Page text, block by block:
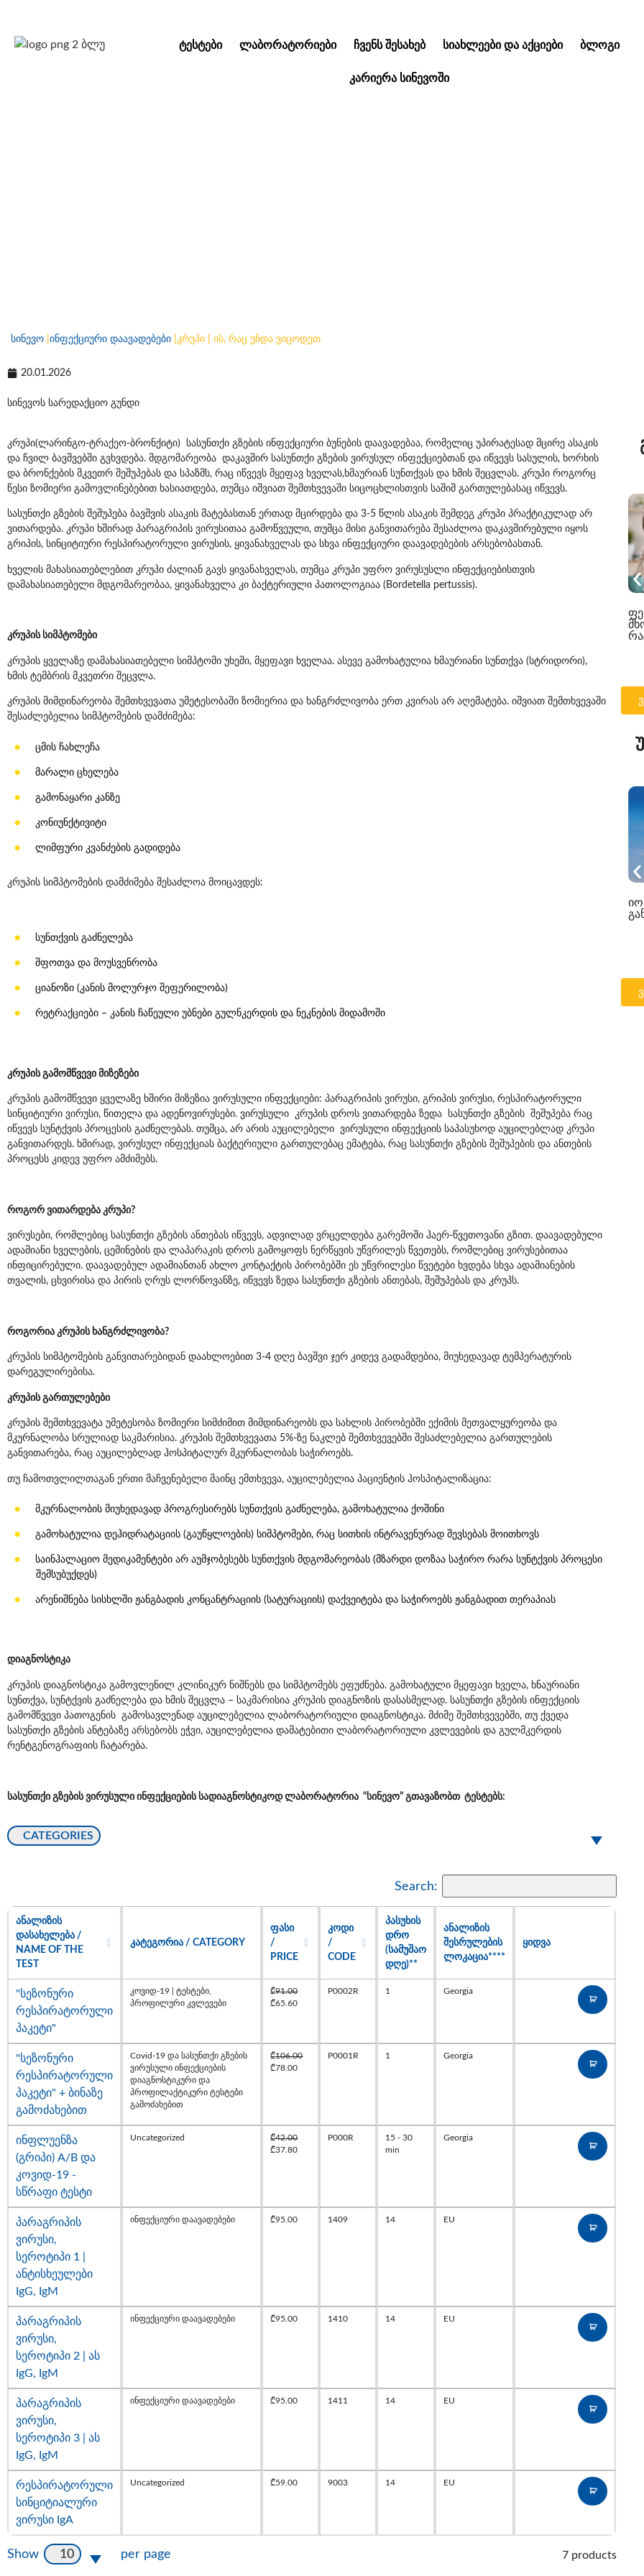
ᲢᲔᲡᲢᲔᲑᲘ ᲚᲐᲑᲝᲠᲐᲢᲝᲠᲘᲔᲑᲘ ᲩᲕᲔᲜᲡ ᲨᲔᲡᲐᲮᲔᲑ ᲡᲘᲐᲮᲚᲔᲔᲑᲘ ᲓᲐ ᲐᲥᲪᲘᲔᲑᲘ ᲑᲚᲝᲒᲘ
ᲙᲐᲠᲘᲔᲠᲐ ᲡᲘᲜᲔᲕᲝᲨᲘ
სინევო ინფექციური დაავადებები კრუპი | ის, რაც უნდა ვიცოდეთ
20.01.2026
სინევოს სარედაქციო გუნდი
კრუპი(ლარინგო-ტრაქეო-ბრონქიტი) სასუნთქი გზების ინფექციური ბუნების დაავადებაა, რომელიც უპირატესად მცირე ასაკის
და ჩვილ ბავშვებში გვხვდება. მდგომარეობა დაკავშირ სასუნთქი გზების ვირუსულ ინფექციებთან და იწვევს სასულის, ხორხის
და ბრონქების მკვეთრ შეშუპებას და სპაზმს, რაც იწვევს მყეფავ ხველას,ხმაურიან სუნთქვას და ხმის შეცვლას. კრუპი როგორც
წესი ზომიერი გამოვლინებებით ხასიათდება, თუმცა იშვიათ შემთხვევაში სიცოცხლისთვის საშიშ გართულებასაც იწვევს.
სასუნთქი გზების შეშუპება ბავშვის ასაკის მატებასთან ერთად მცირდება და 3-5 წლის ასაკის შემდეგ კრუპი პრაქტიკულად არ
ვითარდება. კრუპი ხშირად პარაგრიპის ვირუსითაა გამოწვეული, თუმცა მისი განვითარება შესაძლოა დაკავშირებული იყოს
გრიპის, სინციტიური რესპირატორული ვირუსის, ყივანახველას და სხვა ინფექციური დაავადებების არსებობასთან.
ხველის მახასიათებლებით კრუპი ძალიან გავს ყივანახველას, თუმცა კრუპი უფრო ვირუსუსლი ინფექციებისთვის
დამახასიათებელი მდგომარეობაა, ყივანახველა კი ბაქტერიული პათოლოგიაა (Bordetella pertussis).
კრუპის სიმპტომები
კრუპის ყველაზე დამახასიათებელი სიმპტომი უხეში, მყეფავი ხველაა. ასევე გამოხატულია ხმაურიანი სუნთქვა (სტრიდორი),
ხმის ტემბრის მკვეთრი შეცვლა.
კრუპის მიმდინარეობა შემთხვევათა უმეტესობაში ზომიერია და ხანგრძლივობა ერთ კვირას არ აღემატება. იშვიათ შემთხვევაში
შესაძლებელია სიმპტომების დამძიმება:
ცმის ჩახლეჩა
მარალი ცხელება
გამონაყარი კანზე
კონიუნქტივიტი
ლიმფური კვანძების გადიდება
კრუპის სიმპტომების დამძიმება შესაძლოა მოიცავდეს:
სუნთქვის გაძნელება
შფოთვა და მოუსვენრობა
ციანოზი (კანის მოლურჯო შეფერილობა)
რეტრაქციები – კანის ჩაწეული უბნები გულნკერდის და ნეკნების მიდამოში
კრუპის გამომწვევი მიზეზები
კრუპის გამომწვევი ყველაზე ხშირი მიზეზია ვირუსული ინფექციები: პარაგრიპის ვირუსი, გრიპის ვირუსი, რესპირატორული
სინციტიური ვირუსი, წითელა და ადენოვირუსები. ვირუსული კრუპის დროს ვითარდება ზედა სასუნთქი გზების შეშუპება რაც
იწვევს სუნტქვის პროცესის გაძნელებას. თუმცა, არ არის აუცილებელი ვირუსული ინფექციის საპასუხოდ აუცილებლად კრუპი
განვითარდეს. ხშირად, ვირუსულ ინფექციას ბაქტერიული გართულებაც ემატება, რაც სასუნთქი გზების შეშუპების და ანთების
პროცესს კიდევ უფრო ამძიმებს.
როგორ ვითარდება კრუპი?
ვირუსები, რომლებიც სასუნთქი გზების ანთებას იწვევს, ადვილად ვრცელდება გარემოში ჰაერ-წვეთოვანი გზით. დაავადებული
ადამიანი ხველების, ცემინების და ლაპარაკის დროს გამოყოფს ნერწყვის უწვრილეს წვეთებს, რომლებიც ვირუსებითაა
ინფიცირებული. დაავადებულ ადამიანთან ახლო კონტაქტის პირობებში ეს უწვრილესი წვეტები ხვდება სხვა ადამიანების
თვალის, ცხვირისა და პირის ღრუს ლორწოვანზე, იწვევს ზედა სასუნთქი გზების ანთებას, შეშუპებას და კრუპს.
როგორია კრუპის ხანგრძლივობა?
კრუპის სიმპტომების განვითარებიდან დაახლოებით 3-4 დღე ბავშვი ჯერ კიდევ გადამდებია, მიუხედავად ტემპერატურის
დარეგულირებისა.
კრუპის გართულებები
კრუპის შემთხვევატა უმეტესობა ზომიერი სიმძიმით მიმდინარეობს და სახლის პირობებში ექიმის მეთვალყურეობა და
მკურნალობა სრულიად საკმარისია. კრუპის შემთხვევათა 5%-ზე ნაკლებ შემთხვევებში შესაძლებელია გართულების
განვითარება, რაც აუცილებლად ჰოსპიტალურ მკურნალობას საჭიროებს.
თუ ჩამოთვლილთაგან ერთი მაჩვენებელი მაინც ემთხვევა, აუცილებელია პაციენტის ჰოსპიტალიზაცია:
მკურნალობის მიუხედავად პროგრესირებს სუნთქვის გაძნელება, გამოხატულია ქოშინი
გამოხატულია დეჰიდრატაციის (გაუწყლოების) სიმპტომები, რაც სითხის ინტრავენურად შევსებას მოითხოვს
საინჰალაციო მედიკამენტები არ აუმჯობესებს სუნთქვის მდგომარეობას (მზარდი დოზაა საჭირო რარა სუნტქვის პროცესი
შემსუბუქდეს)
არენიშნება სისხლში ჟანგბადის კონცანტრაციის (სატურაციის) დაქვეიტება და საჭიროებს ჟანგბადით თერაპიას
დიაგნოსტიკა
კრუპის დიაგნოსტიკა გამოვლენილ კლინიკურ ნიშნებს და სიმპტომებს ეფუძნება. გამოხატული მყეფავი ხველა, ხნაურიანი
სუნთქვა, სუნტქვის გაძნელება და ხმის შეცვლა – საკმარისია კრუპის დიაგნოზის დასასმელად. სასუნთქი გზების ინფექციის
გამომწვევი პათოგენის გამოსავლენად აუცილებელია ლაბორატორიული დიაგნოსტიკა. მძიმე შემთხვევებში, თუ ქვედა
სასუნთქი გზების ანტებაზე არსებობს ეჭვი, აუცილებელია დამატებითი ლაბორატორიული კვლევების და გულმკერდის
რენტგენოგრაფიის ჩატარება.
სასუნთქი გზების ვირუსული ინფექციების სადიაგნოსტიკოდ ლაბორატორია “სინევო” გთავაზობთ ტესტებს:
CATEGORIES
Search:
ᲐᲜᲐᲚᲘᲖᲘᲡ
ᲓᲐᲡᲐᲮᲔᲚᲔᲑᲐ /
NAME OF THE
TEST
ᲙᲐᲢᲔᲒᲝᲠᲘᲐ / CATEGORY
ᲤᲐᲡᲘ
/
PRICE
ᲙᲝᲓᲘ
/
CODE
ᲞᲐᲡᲣᲮᲘᲡ
ᲓᲠᲝ
(ᲡᲐᲛᲣᲨᲐᲝ
ᲓᲦᲔ)**
ᲐᲜᲐᲚᲘᲖᲘᲡ
ᲨᲔᲡᲠᲣᲚᲔᲑᲘᲡ
ᲚᲝᲙᲐᲪᲘᲐ****
ᲧᲘᲓᲕᲐ
"სეზონური
რესპირატორული
პაკეტი"
კოვიდ-19 | ტესტები
პროფილური კვლევები
₾91.00
₾65.60
P0002R 1 Georgia
"სეზონური
რესპირატორული
პაკეტი" + ბინაზე
გამოძახებით
Covid-19 და სასუნთქი გზების
ვირუსული ინფექციების
დიაგნოსტიკური და
პროფილაქტიკური ტესტები
გამოძახებით
₾106.00
₾78.00
P0001R 1 Georgia
ინფლუენზა
(გრიპი) A/B და
კოვიდ-19 -
სწრაფი ტესტი
Uncategorized ₾42.00
₾37.80
P000R
15 - 30
min
Georgia
პარაგრიპის
ვირუსი,
სეროტიპი 1 |
ანტისხეულები
IgG, IgM
ინფექციური დაავადებები ₾95.00 1409 14 EU
პარაგრიპის
ვირუსი,
სეროტიპი 2 | ას
IgG, IgM
ინფექციური დაავადებები ₾95.00 1410 14 EU
პარაგრიპის
ვირუსი,
სეროტიპი 3 | ას
IgG, IgM
ინფექციური დაავადებები ₾95.00 1411 14 EU
რესპირატორული
სინციტიალური
ვირუსი IgA
Uncategorized ₾59.00 9003 14 EU
Show 10 per page 7 products